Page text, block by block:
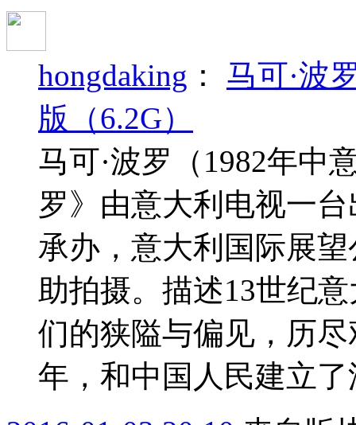
hongdaking ： 马可·波
版（6.2G）
马可·波罗（1982年中
罗》由意大利电视一
承办，意大利国际展
助拍摄。描述13世纪
们的狭隘与偏见，历
年，和中国人民建立